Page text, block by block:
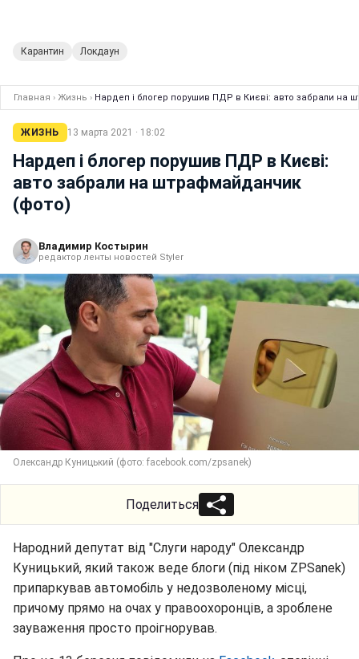
Карантин Локдаун
Главная › Жизнь › Нардеп і блогер порушив ПДР в Києві: авто забрали на
ЖИЗНЬ 13 марта 2021 · 18:02
Нардеп і блогер порушив ПДР в Києві:
авто забрали на штрафмайданчик
(фото)
Владимир Костырин
редактор ленты новостей Styler
Олександр Куницький (фото: facebook.com/zpsanek)
Поделиться
Народний депутат від "Слуги народу" Олександр
Куницький, який також веде блоги (під ніком ZPSanek)
припаркував автомобіль у недозволеному місці,
причому прямо на очах у правоохоронців, а зроблене
зауваження просто проігнорував.